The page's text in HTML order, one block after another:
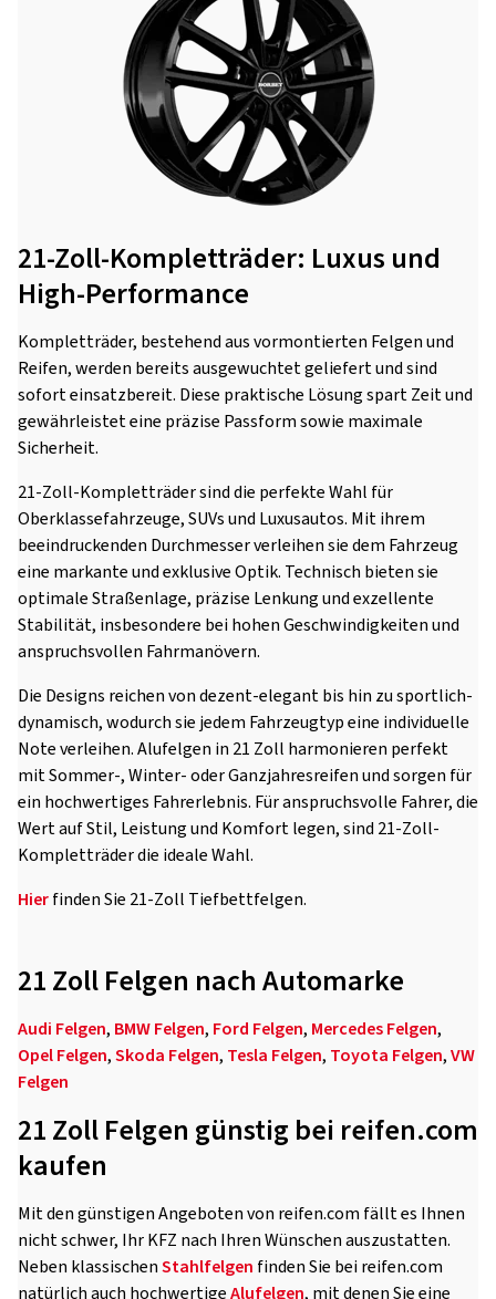
21-Zoll-Kompletträder: Luxus und
High-Performance
Kompletträder, bestehend aus vormontierten Felgen und
Reifen, werden bereits ausgewuchtet geliefert und sind
sofort einsatzbereit. Diese praktische Lösung spart Zeit und
gewährleistet eine präzise Passform sowie maximale
Sicherheit.
21-Zoll-Kompletträder sind die perfekte Wahl für
Oberklassefahrzeuge, SUVs und Luxusautos. Mit ihrem
beeindruckenden Durchmesser verleihen sie dem Fahrzeug
eine markante und exklusive Optik. Technisch bieten sie
optimale Straßenlage, präzise Lenkung und exzellente
Stabilität, insbesondere bei hohen Geschwindigkeiten und
anspruchsvollen Fahrmanövern.
Die Designs reichen von dezent-elegant bis hin zu sportlich-
dynamisch, wodurch sie jedem Fahrzeugtyp eine individuelle
Note verleihen. Alufelgen in 21 Zoll harmonieren perfekt
mit Sommer-, Winter- oder Ganzjahresreifen und sorgen für
ein hochwertiges Fahrerlebnis. Für anspruchsvolle Fahrer, die
Wert auf Stil, Leistung und Komfort legen, sind 21-Zoll-
Kompletträder die ideale Wahl.
Hierfinden Sie 21-Zoll Tiefbettfelgen.
21 Zoll Felgen nach Automarke
Audi Felgen, BMW Felgen, Ford Felgen, Mercedes Felgen,
Opel Felgen,Skoda Felgen, Tesla Felgen, Toyota Felgen,VW
Felgen
21 Zoll Felgen günstig bei reifen.com
kaufen
Mit den günstigen Angeboten von reifen.com fällt es Ihnen
nicht schwer, Ihr KFZ nach Ihren Wünschen auszustatten.
Neben klassischenStahlfelgen finden Sie bei reifen.com
natürlich auch hochwertigeAlufelgen, mit denen Sie eine